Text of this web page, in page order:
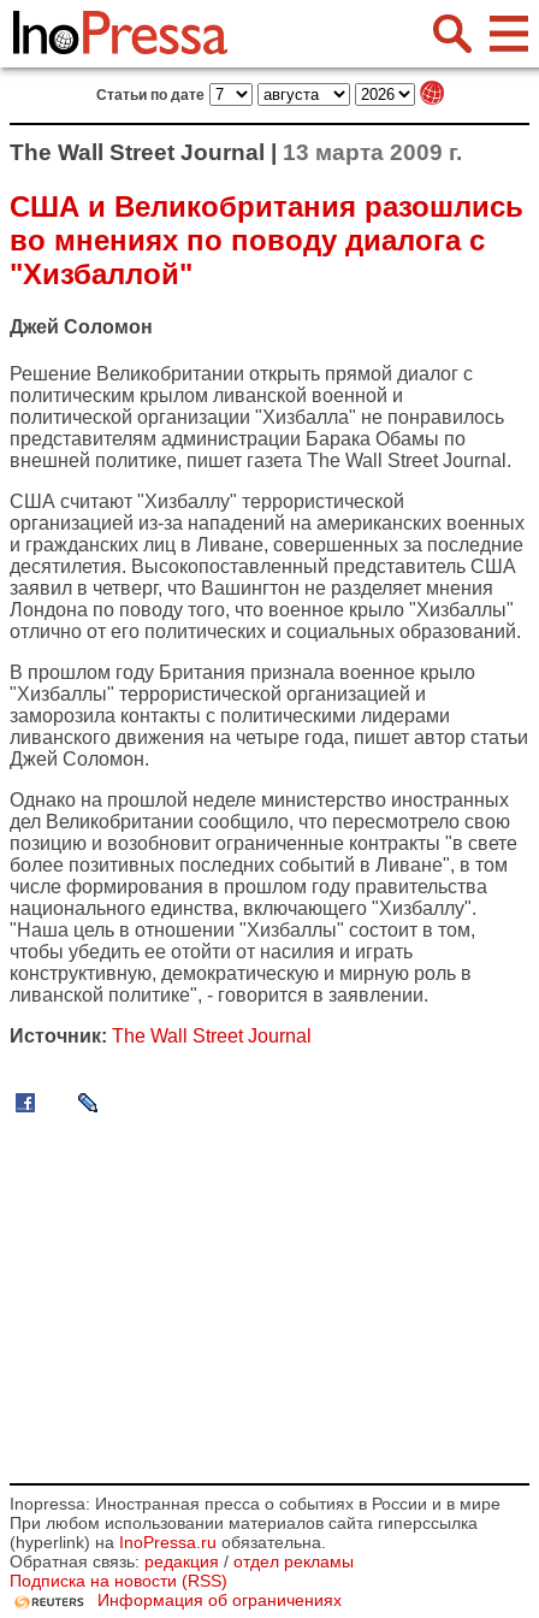
Статьи по дате
The Wall Street Journal | 13 марта 2009 г.
США и Великобритания разошлись
во мнениях по поводу диалога с
"Хизбаллой"
Джей Соломон
Решение Великобритании открыть прямой диалог с
политическим крылом ливанской военной и
политической организации "Хизбалла" не понравилось
представителям администрации Барака Обамы по
внешней политике, пишет газета The Wall Street Journal .
США считают "Хизбаллу" террористической
организацией из-за нападений на американских военных
и гражданских лиц в Ливане, совершенных за последние
десятилетия. Высокопоставленный представитель США
заявил в четверг, что Вашингтон не разделяет мнения
Лондона по поводу того, что военное крыло "Хизбаллы"
отлично от его политических и социальных образований.
В прошлом году Британия признала военное крыло
"Хизбаллы" террористической организацией и
заморозила контакты с политическими лидерами
ливанского движения на четыре года, пишет автор статьи
Джей Соломон.
Однако на прошлой неделе министерство иностранных
дел Великобритании сообщило, что пересмотрело свою
позицию и возобновит ограниченные контракты "в свете
более позитивных последних событий в Ливане", в том
числе формирования в прошлом году правительства
национального единства, включающего "Хизбаллу".
"Наша цель в отношении "Хизбаллы" состоит в том,
чтобы убедить ее отойти от насилия и играть
конструктивную, демократическую и мирную роль в
ливанской политике", - говорится в заявлении.
Источник: The Wall Street Journal
Inopressa: Иностранная пресса о событиях в России и в мире
При любом использовании материалов сайта гиперссылка
(hyperlink) на InoPressa.ru обязательна.
Обратная связь: редакция / отдел рекламы
Подписка на новости (RSS)
Информация об ограничениях